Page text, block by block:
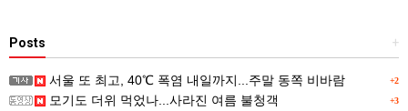
+
Posts
+2
서울 또 최고, 40℃ 폭염 내일까지...주말 동쪽 비바람
+3
모기도 더위 먹었나...사라진 여름 불청객